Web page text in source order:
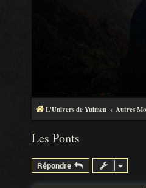
L'Univers de Yuimen Autres
Les Ponts
Répondre